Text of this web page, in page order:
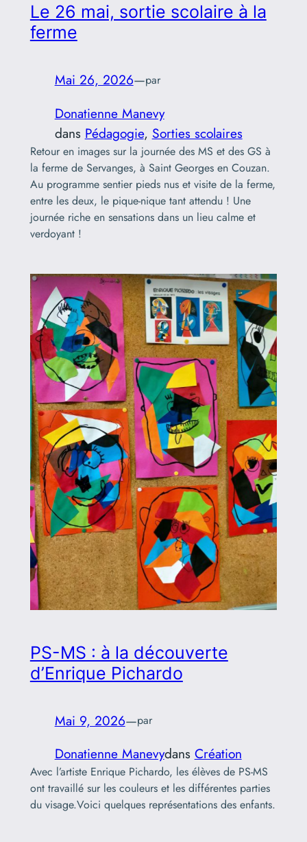
Le 26 mai, sortie scolaire à la
ferme
Mai 26, 2026—par
Donatienne Manevy
dans Pédagogie, Sorties scolaires
Retour en images sur la journée des MS et des GS à
la ferme de Servanges, à Saint Georges en Couzan.
Au programme sentier pieds nus et visite de la ferme,
entre les deux, le pique-nique tant attendu ! Une
journée riche en sensations dans un lieu calme et
verdoyant !
PS-MS : à la découverte
d’Enrique Pichardo
Mai 9, 2026—par
Donatienne Manevydans Création
Avec l’artiste Enrique Pichardo, les élèves de PS-MS
ont travaillé sur les couleurs et les différentes parties
du visage.Voici quelques représentations des enfants.